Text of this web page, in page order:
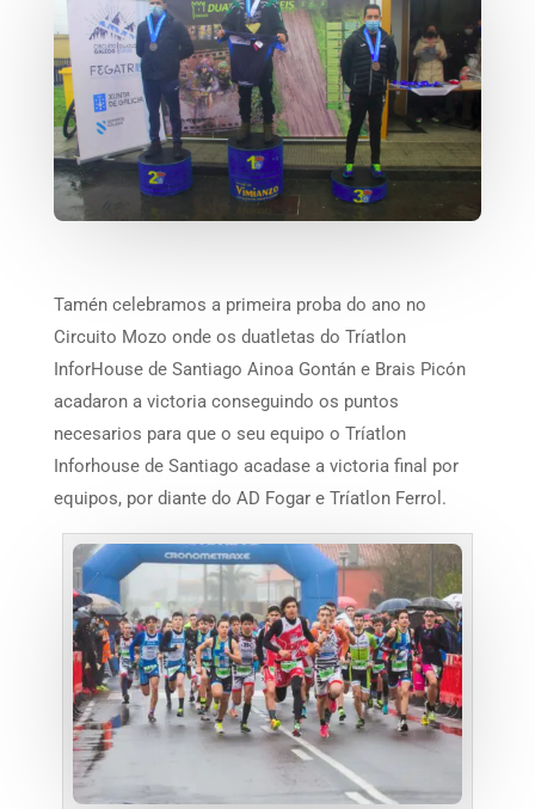
Tamén celebramos a primeira proba do ano no
Circuito Mozo onde os duatletas do Tríatlon
InforHouse de Santiago Ainoa Gontán e Brais Picón
acadaron a victoria conseguindo os puntos
necesarios para que o seu equipo o Tríatlon
Inforhouse de Santiago acadase a victoria final por
equipos, por diante do AD Fogar e Tríatlon Ferrol.